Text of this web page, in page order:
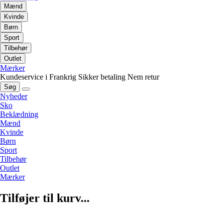
Mænd
Kvinde
Børn
Sport
Tilbehør
Outlet
Mærker
Kundeservice i Frankrig Sikker betaling Nem retur
Søg
Nyheder
Sko
Beklædning
Mænd
Kvinde
Børn
Sport
Tilbehør
Outlet
Mærker
Tilføjer til kurv...